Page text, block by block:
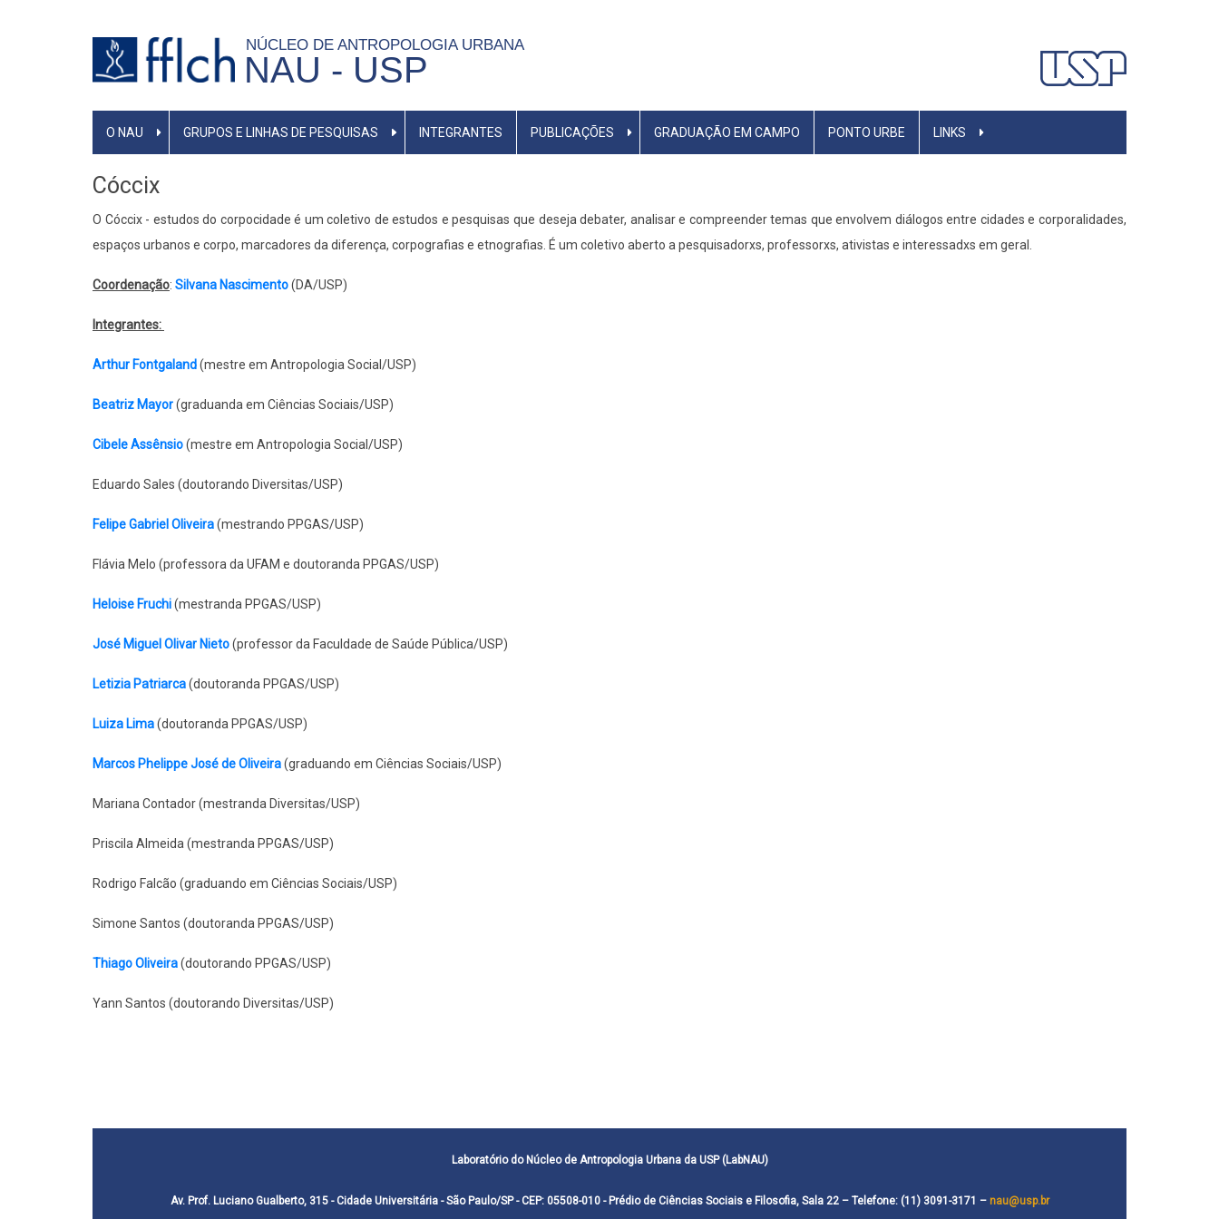
NÚCLEO DE ANTROPOLOGIA URBANA
NAU - USP
NAVEGAÇÃO
O NAU GRUPOS E LINHAS DE PESQUISAS INTEGRANTES PUBLICAÇÕES GRADUAÇÃO EM CAMPO PONTO URBE LINKS
Cóccix
O Cóccix - estudos do corpocidade é um coletivo de estudos e pesquisas que deseja debater, analisar e compreender temas que envolvem diálogos entre cidades e corporalidades,
espaços urbanos e corpo, marcadores da diferença, corpografias e etnografias. É um coletivo aberto a pesquisadorxs, professorxs, ativistas e interessadxs em geral.
Coordenação: Silvana Nascimento(DA/USP)
Integrantes:
Arthur Fontgaland(mestre em Antropologia Social/USP)
Beatriz Mayor(graduanda em Ciências Sociais/USP)
Cibele Assênsio(mestre em Antropologia Social/USP)
Eduardo Sales (doutorando Diversitas/USP)
Felipe Gabriel Oliveira(mestrando PPGAS/USP)
Flávia Melo (professora da UFAM e doutoranda PPGAS/USP)
Heloise Fruchi(mestranda PPGAS/USP)
José Miguel Olivar Nieto(professor da Faculdade de Saúde Pública/USP)
Letizia Patriarca(doutoranda PPGAS/USP)
Luiza Lima(doutoranda PPGAS/USP)
Marcos Phelippe José de Oliveira(graduando em Ciências Sociais/USP)
Mariana Contador (mestranda Diversitas/USP)
Priscila Almeida (mestranda PPGAS/USP)
Rodrigo Falcão (graduando em Ciências Sociais/USP)
Simone Santos (doutoranda PPGAS/USP)
Thiago Oliveira(doutorando PPGAS/USP)
Yann Santos (doutorando Diversitas/USP)
Laboratório do Núcleo de Antropologia Urbana da USP (LabNAU)
Av. Prof. Luciano Gualberto, 315 - Cidade Universitária - São Paulo/SP - CEP: 05508-010 - Prédio de Ciências Sociais e Filosofia, Sala 22 – Telefone: (11) 3091-3171 – nau@usp.br